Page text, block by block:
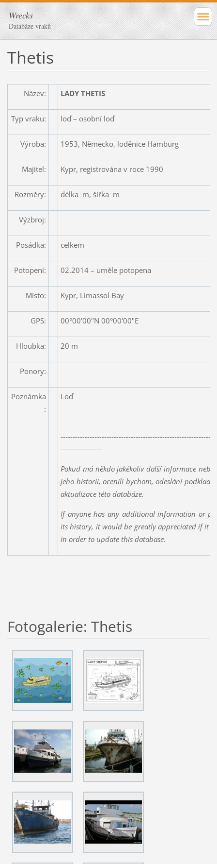
Wrecks
Databáze vraků
Thetis
Název: LADY THETIS
Typ vraku: loď – osobní loď
Výroba: 1953, Německo, loděnice Hamburg
Majitel: Kypr, registrována v roce 1990
Rozměry: délka m, šířka m
Výzbroj:
Posádka: celkem
Potopení: 02.2014 – uměle potopena
Místo: Kypr, Limassol Bay
GPS: 00°00'00"N 00°00'00"E
Hloubka: 20 m
Ponory:
Poznámka
:
Loď
-----------------
Pokud má někdo jakékoliv další informace
jeho historii, ocenili bychom, odeslání
aktualizace této databáze.
If anyone has any additional information or
its history, it would be greatly appreciated if it
in order to update this database.
Fotogalerie: Thetis